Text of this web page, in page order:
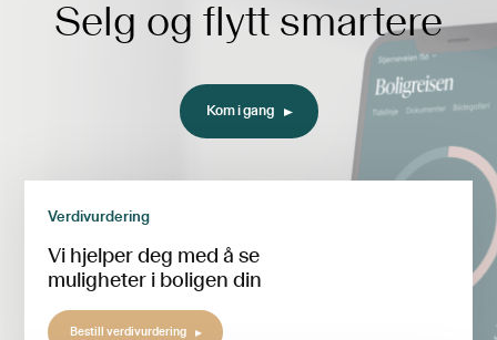
Selg og flytt smartere
Kom i gang
Verdivurdering
Vi hjelper deg med å se
muligheter i boligen din
Bestill verdivurdering